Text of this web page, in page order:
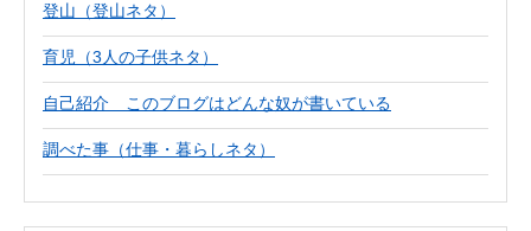
登山（登山ネタ）
育児（3人の子供ネタ）
自己紹介 このブログはどんな奴が書いている
調べた事（仕事・暮らしネタ）